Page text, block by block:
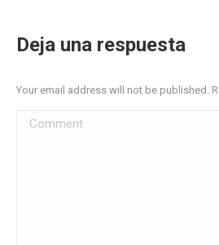
Deja una respuesta
Your email address will not be published.
Comment